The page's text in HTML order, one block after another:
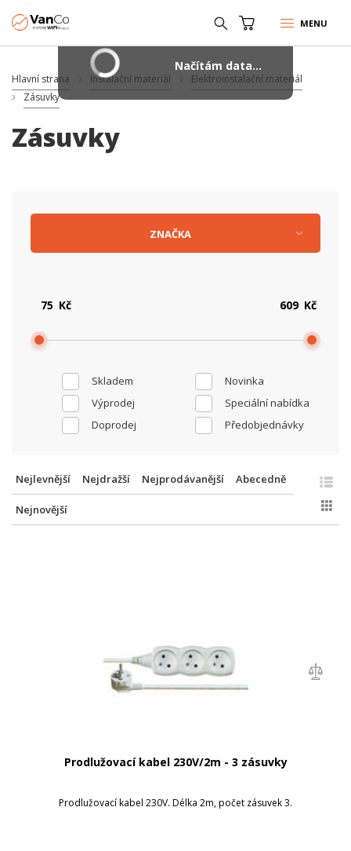
MENU
Hlavní strana Instalační materiál
Elektroinstalační materiál
Zásuvky
Zásuvky
Skladem
Novinka
Výprodej
Speciální nabídka
Doprodej
Předobjednávky
Kč Kč
ZNAČKA
Nejlevnější Nejdražší Nejprodávanější Abecedně
Nejnovější
Prodlužovací kabel 230V/2m - 3 zásuvky
Prodlužovací kabel 230V. Délka 2m, počet zásuvek 3.
Načítám data...